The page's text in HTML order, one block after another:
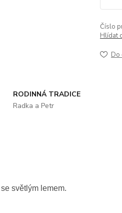
Číslo
Hlídat
Do
RODINNÁ TRADICE
Radka a Petr
světlým lemem.